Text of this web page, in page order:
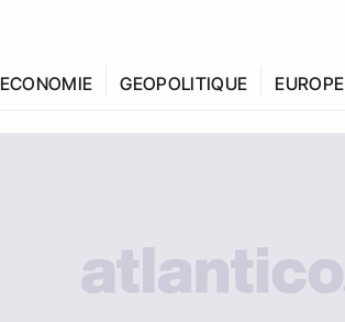
ECONOMIE GEOPOLITIQUE EUROPE